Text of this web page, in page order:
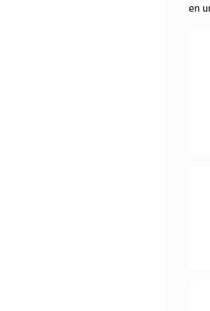
en